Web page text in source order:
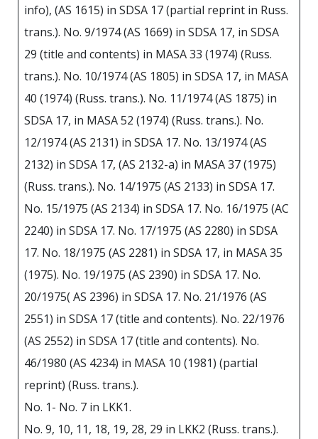
info), (AS 1615) in SDSA 17 (partial reprint in Russ.
trans.). No. 9/1974 (AS 1669) in SDSA 17, in SDSA
29 (title and contents) in MASA 33 (1974) (Russ.
trans.). No. 10/1974 (АS 1805) in SDSA 17, in MASA
40 (1974) (Russ. trans.). No. 11/1974 (АS 1875) in
SDSA 17, in MASA 52 (1974) (Russ. trans.). No.
12/1974 (АS 2131) in SDSA 17. No. 13/1974 (АS
2132) in SDSA 17, (АS 2132-a) in MASA 37 (1975)
(Russ. trans.). No. 14/1975 (АS 2133) in SDSA 17.
No. 15/1975 (АS 2134) in SDSA 17. No. 16/1975 (АС
2240) in SDSA 17. No. 17/1975 (АS 2280) in SDSA
17. No. 18/1975 (АS 2281) in SDSA 17, in MASA 35
(1975). No. 19/1975 (АS 2390) in SDSA 17. No.
20/1975( АS 2396) in SDSA 17. No. 21/1976 (АS
2551) in SDSA 17 (title and contents). No. 22/1976
(АS 2552) in SDSA 17 (title and contents). No.
46/1980 (АS 4234) in MASA 10 (1981) (partial
reprint) (Russ. trans.).
No. 1- No. 7 in LKK1.
No. 9, 10, 11, 18, 19, 28, 29 in LKK2 (Russ. trans.).